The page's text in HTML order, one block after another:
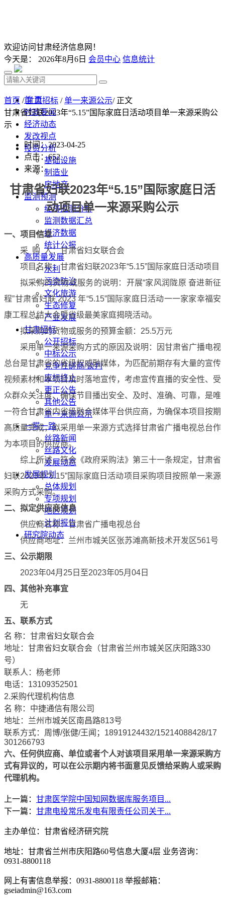
欢迎访问甘肃经济信息网！
今天是： 2026年8月6日 会员中心 信息统计
首 页
时政要闻
经济动态
发改视点
投资分析
基础设施
制造业
房地产
监测预测
经济监测分析
监测数据汇总
经济数据
统计公报
高质量发展
水利
污染防治
文化旅游
生态修复
产业发展
甘肃招标
公开招标
中标公示
竞争性磋商/谈判
废标终止
更正公告
其他公告
单一来源公示
一带一路
丝路新闻
丝路文化
发展动态
发展规划
总体规划
专项规划
地区规划
计划报告
研究院动态
首页 /甘肃招标 /单一来源公示/ 正文
甘肃省妇联2023年“5.15”国际家庭日活动项目单一来源采购公
示
时间：2023-04-25
点击：652
来源：
甘肃省妇联2023年“5.15”国际家庭日活
动项目单一来源采购公示
一、项目信息
采 购 人：甘肃省妇女联合会
项目名称：甘肃省妇联2023年“5.15”国际家庭日活动项目
拟采购的货物或服务的说明：开展“家风润陇原 奋进新征
程”甘肃省妇联2023年“5.15”国际家庭日活动一一家家幸福安
康工程总结大会暨省级最美家庭揭晓活动。
拟采购的货物或服务的预算金额： 25.5万元
采用单一来源采购方式的原因及说明：因甘肃省广播电视
总台是甘肃省的省级权威融媒体，为匹配前期存有大量的宣传
视频素材和本项目及时落地宣传，考虑宣传直播的安全性、受
众群众关注度、确保节目播出安全、及时、准确、可靠，是唯
一符合甘肃省内省级融合媒体平台供应商，为确保本项目按期
高质量完成，拟采用单一来源方式选择甘肃省广播电视总台作
为本项目的供应商。
综上所述，符合《政府采购法》第三十一条规定，甘肃省
妇联2023年“5.15”国际家庭日活动项目采购项目按照单一来源
采购方式采购。
二、拟定供应商信息
供应商名称：甘肃省广播电视总台
供应商地址：兰州市城关区张苏滩高新技术开发区561号
三、公示期限
2023年04月 25 日至2023年05月 04 日
四、其他补充事宜
无
五、联系方式
名 称：甘肃省妇女联合会
地址：甘肃省妇女联合会（甘肃省兰州市城关区庆阳路330
号）
联系人：杨老师
电话： 13109352501
2.采购代理机构信息
名 称：中捷通信有限公司
地址：兰州市城关区南昌路813号
联系方式：周博/张健/王闻； 18919124432/15214088428/17
301266793
六、任何供应商、单位或者个人对该项目采用单一来源采购方
式有异议的，可以在公示期内将书面意见反馈给采购人或采购
代理机构。
上一篇： 甘肃医学院中国知网数据库服务项目...
下一篇： 甘肃电投常乐发电有限责任公司关于...
主办单位：甘肃省经济研究院
地址：甘肃省兰州市庆阳路60号信息大厦4层 业务咨询：
0931-8800118
网上有害信息举报：0931-8800118 举报邮箱：
gseiadmin@163.com